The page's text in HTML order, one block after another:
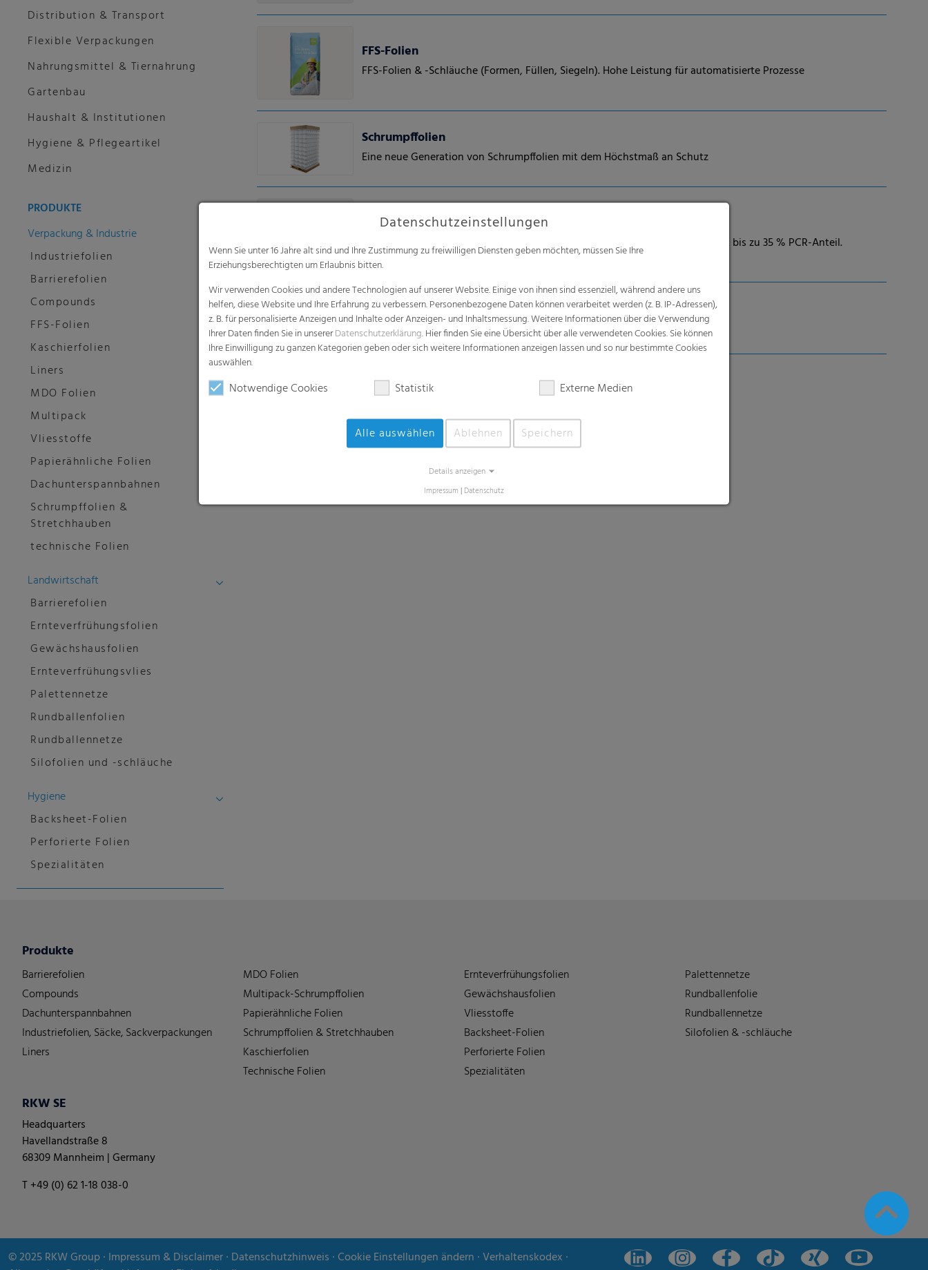
FFS-Folien
FFS-Folien & -Schläuche (Formen, Füllen, Siegeln). Hohe Leistung für automatisierte Prozesse
Schrumpffolien
Eine neue Generation von Schrumpffolien mit dem Höchstmaß an Schutz
RKW Flexxta® Stretchhauben-Serie
RKW Flexxta® Stretchhauben-Serie: Maximale Haltbarkeit und Flexibilität. Mit bis zu 35 % PCR-Anteil.
Ventilkastensäcke
Industriesäcke - Die Lösung für eine Vielzahl von Anwendungen
Schwergutsäcke
Optimiert für Hochleistungs-Abfüllanlagen
Distribution & Transport
Flexible Verpackungen
Nahrungsmittel & Tiernahrung
Gartenbau
Haushalt & Institutionen
Hygiene & Pflegeartikel
Medizin
PRODUKTE
Verpackung & Industrie
Industriefolien
Barrierefolien
Compounds
FFS-Folien
Kaschierfolien
Liners
MDO Folien
Multipack
Vliesstoffe
Papierähnliche Folien
Dachunterspannbahnen
Schrumpffolien &
Stretchhauben
technische Folien
Landwirtschaft
Barrierefolien
Ernteverfrühungsfolien
Gewächshausfolien
Ernteverfrühungsvlies
Palettennetze
Rundballenfolien
Rundballennetze
Silofolien und -schläuche
Hygiene
Backsheet-Folien
Perforierte Folien
Spezialitäten
Datenschutzeinstellungen
Wenn Sie unter 16 Jahre alt sind und Ihre Zustimmung zu freiwilligen Diensten geben möchten, müssen Sie Ihre
Erziehungsberechtigten um Erlaubnis bitten.
Wir verwenden Cookies und andere Technologien auf unserer Website. Einige von ihnen sind essenziell, während andere uns
helfen, diese Website und Ihre Erfahrung zu verbessern. Personenbezogene Daten können verarbeitet werden (z. B. IP-Adressen),
z. B. für personalisierte Anzeigen und Inhalte oder Anzeigen- und Inhaltsmessung. Weitere Informationen über die Verwendung
Ihrer Daten finden Sie in unsererDatenschutzerklärung. Hier finden Sie eine Übersicht über alle verwendeten Cookies. Sie können
Ihre Einwilligung zu ganzen Kategorien geben oder sich weitere Informationen anzeigen lassen und so nur bestimmte Cookies
auswählen.
Notwendige Cookies Statistik Externe Medien
Alle auswählen Ablehnen Speichern
Details anzeigen
Impressum | Datenschutz
Produkte
Barrierefolien
Compounds
Dachunterspannbahnen
Industriefolien, Säcke, Sackverpackungen
Liners
MDO Folien
Multipack-Schrumpffolien
Papierähnliche Folien
Schrumpffolien & Stretchhauben
Kaschierfolien
Technische Folien
Ernteverfrühungsfolien
Gewächshausfolien
Vliesstoffe
Backsheet-Folien
Perforierte Folien
Spezialitäten
Palettennetze
Rundballenfolie
Rundballennetze
Silofolien & -schläuche
RKW SE
Headquarters
Havellandstraße 8
68309 Mannheim | Germany
T +49 (0) 62 1-18 038-0
© 2025RKW Group∙ Impressum & Disclaimer∙ Datenschutzhinweis ∙Cookie Einstellungen ändern ∙Verhaltenskodex ∙